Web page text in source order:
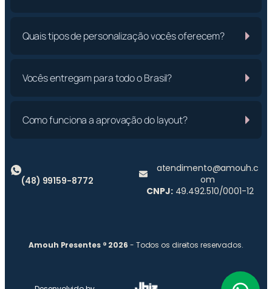
Quais tipos de personalização vocês oferecem?
Vocês entregam para todo o Brasil?
Como funciona a aprovação do layout?
(48) 99159-8772
atendimento@amouh.c
om
CNPJ:49.492.510/0001-12
Amouh Presentes ® 2026 - Todos os direitos reservados.